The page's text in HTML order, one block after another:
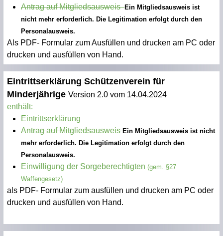
Antrag auf MitgliedsausweisEin Mitgliedsausweis ist
nicht mehr erforderlich. Die Legitimation erfolgt durch den
Personalausweis.
Als PDF- Formular zum Ausfüllen und drucken am PC oder
drucken und ausfüllen von Hand.
Eintrittserklärung Schützenverein für
Minderjährige Version 2.0 vom 14.04.2024
enthält:
Eintrittserklärung
Antrag auf MitgliedsausweisEin Mitgliedsausweis ist nicht
mehr erforderlich. Die Legitimation erfolgt durch den
Personalausweis.
Einwilligung der Sorgeberechtigten (gem. §27
Waffengesetz)
als PDF- Formular zum ausfüllen und drucken am PC oder
drucken und ausfüllen von Hand.